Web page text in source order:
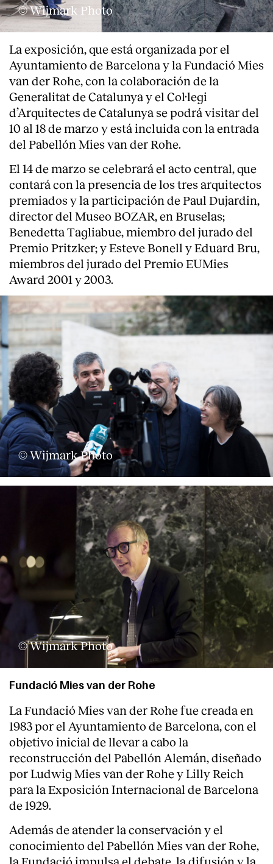
© Wijmark Photo
La exposición, que está organizada por el
Ayuntamiento de Barcelona y la Fundació Mies
van der Rohe, con la colaboración de la
Generalitat de Catalunya y el Col·legi
d’Arquitectes de Catalunya se podrá visitar del
10 al 18 de marzo y está incluida con la entrada
del Pabellón Mies van der Rohe.
El 14 de marzo se celebrará el acto central, que
contará con la presencia de los tres arquitectos
premiados y la participación de Paul Dujardin,
director del Museo BOZAR, en Bruselas;
Benedetta Tagliabue, miembro del jurado del
Premio Pritzker; y Esteve Bonell y Eduard Bru,
miembros del jurado del Premio EUMies
Award 2001 y 2003.
© Wijmark Photo
© Wijmark Photo
Fundació Mies van der Rohe
La Fundació Mies van der Rohe fue creada en
1983 por el Ayuntamiento de Barcelona, con el
objetivo inicial de llevar a cabo la
reconstrucción del Pabellón Alemán, diseñado
por Ludwig Mies van der Rohe y Lilly Reich
para la Exposición Internacional de Barcelona
de 1929.
Además de atender la conservación y el
conocimiento del Pabellón Mies van der Rohe,
la Fundació impulsa el debate, la difusión y la